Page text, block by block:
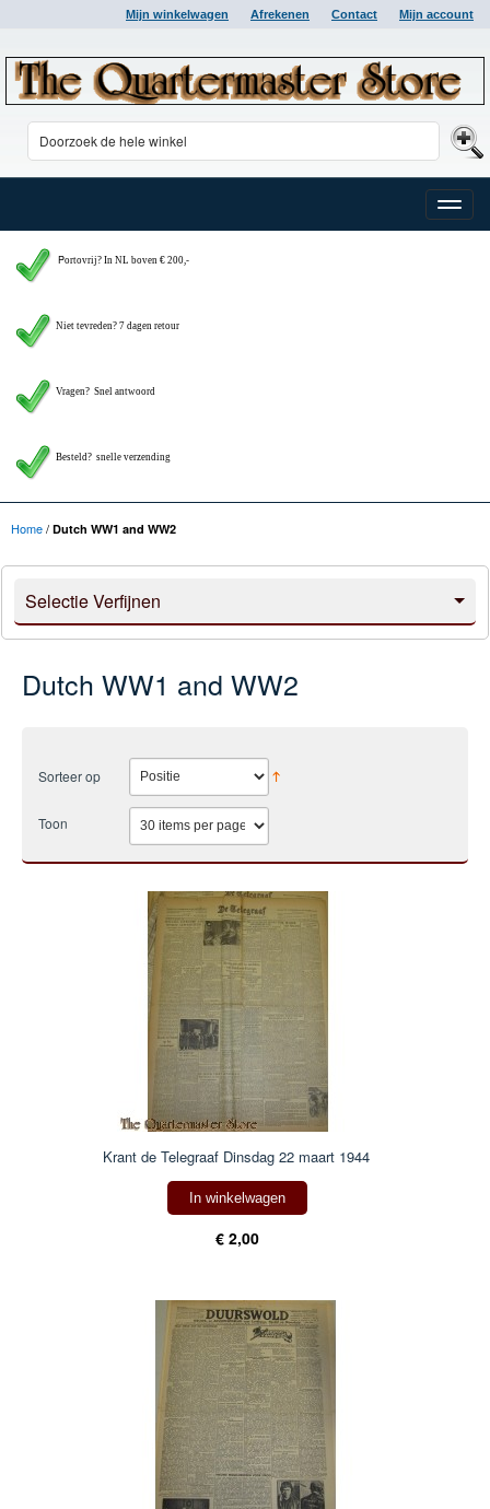
Mijn winkelwagen Afrekenen Contact Mijn account
Toggle
Portovrij? In NL boven € 200,-
Niet tevreden? 7 dagen retour
Vragen? Snel antwoord
Besteld? snelle verzending
Home/ Dutch WW1 and WW2
Selectie Verfijnen
Dutch WW1 and WW2
Sorteer op
Toon
Krant de Telegraaf Dinsdag 22 maart 1944
In winkelwagen
€ 2,00